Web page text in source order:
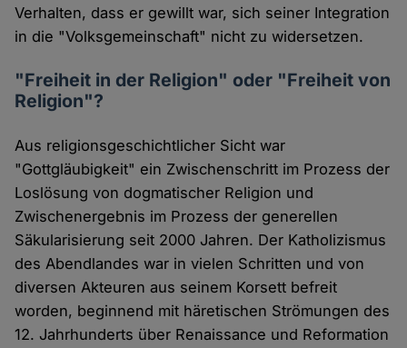
Verhalten, dass er gewillt war, sich seiner Integration
in die "Volksgemeinschaft" nicht zu widersetzen.
"Freiheit in der Religion" oder "Freiheit von
Religion"?
Aus religionsgeschichtlicher Sicht war
"Gottgläubigkeit" ein Zwischenschritt im Prozess der
Loslösung von dogmatischer Religion und
Zwischenergebnis im Prozess der generellen
Säkularisierung seit 2000 Jahren. Der Katholizismus
des Abendlandes war in vielen Schritten und von
diversen Akteuren aus seinem Korsett befreit
worden, beginnend mit häretischen Strömungen des
12. Jahrhunderts über Renaissance und Reformation